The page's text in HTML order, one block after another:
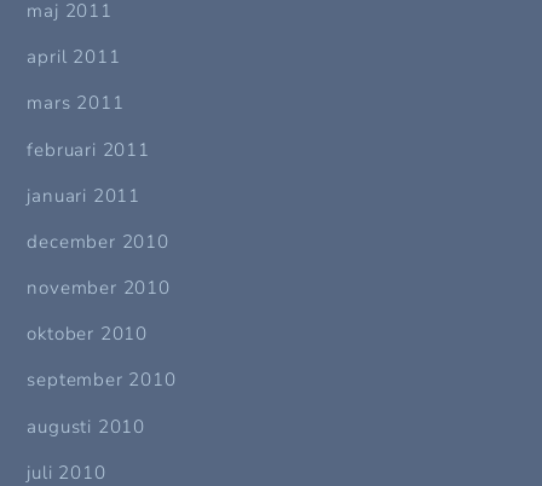
maj 2011
april 2011
mars 2011
februari 2011
januari 2011
december 2010
november 2010
oktober 2010
september 2010
augusti 2010
juli 2010